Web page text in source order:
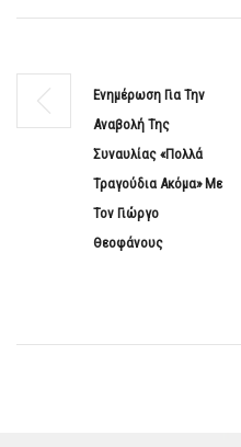
Ενημέρωση Για Την
Αναβολή Της
Συναυλίας «Πολλά
Τραγούδια Ακόμα» Με
Τον Γιώργο
Θεοφάνους